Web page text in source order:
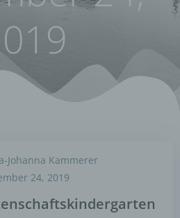
Johanna Kammerer
24, 2019